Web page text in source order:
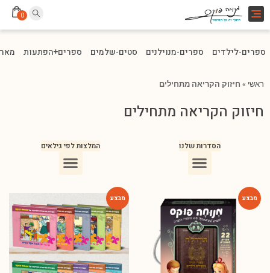
Toggle
navigation
0
ספרים-לילדים ספרים-מנוילנים סטים-שלמים ספרים+הפתעות
ראשי »חיזוק הקריאה מתחילים
חיזוק הקריאה מתחילים
הסדרות שלנו המלצות לפי גילאים